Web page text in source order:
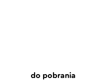
do pobrania